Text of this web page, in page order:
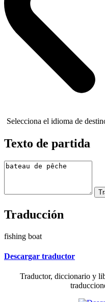
Selecciona el idioma de
Texto de partida
Traducción
fishing boat
Descargar traductor
Traductor, diccionario y